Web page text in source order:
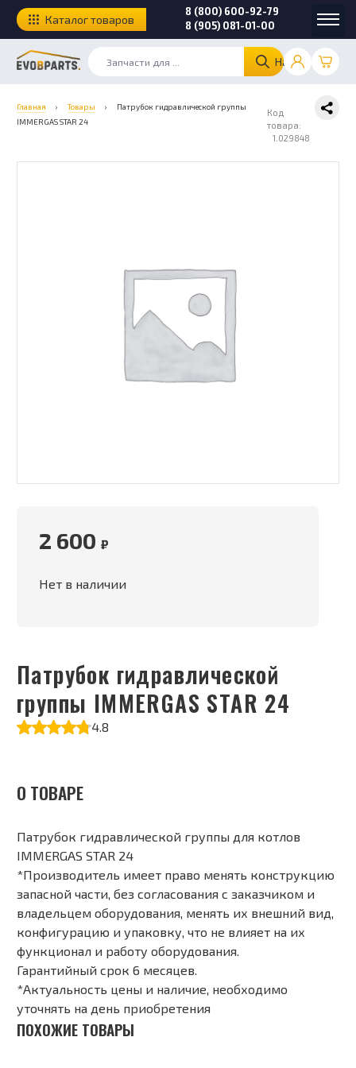
Найти
8 (800) 600-92-79
8 (905) 081-01-00
Каталог товаров
Главная › Товары ›
Патрубок гидравлической группы
IMMERGAS STAR 24
Код
товара:
1.029848
Патрубок гидравлической
группы IMMERGAS STAR 24
4.8
2 600 ₽
Нет в наличии
О ТОВАРЕ
Патрубок гидравлической группы для котлов
IMMERGAS STAR 24
*Производитель имеет право менять конструкцию
запасной части, без согласования с заказчиком и
владельцем оборудования, менять их внешний вид,
конфигурацию и упаковку, что не влияет на их
функционал и работу оборудования.
Гарантийный срок 6 месяцев.
*Актуальность цены и наличие, необходимо
уточнять на день приобретения
ПОХОЖИЕ ТОВАРЫ